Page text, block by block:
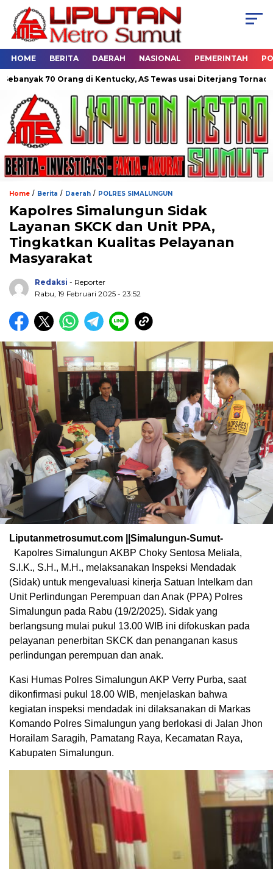
HOME BERITA DAERAH NASIONAL PEMERINTAH
Orang di Kentucky, AS Tewas usai Diterjang Tornado Dahsyat
Home / Berita / Daerah / POLRES SIMALUNGUN
Kapolres Simalungun Sidak
Layanan SKCK dan Unit PPA,
Tingkatkan Kualitas Pelayanan
Masyarakat
Redaksi - Reporter
Rabu, 19 Februari 2025 - 23:52
Liputanmetrosumut.com ||Simalungun-Sumut-
Kapolres Simalungun AKBP Choky Sentosa Meliala,
S.I.K., S.H., M.H., melaksanakan Inspeksi Mendadak
(Sidak) untuk mengevaluasi kinerja Satuan Intelkam dan
Unit Perlindungan Perempuan dan Anak (PPA) Polres
Simalungun pada Rabu (19/2/2025). Sidak yang
berlangsung mulai pukul 13.00 WIB ini difokuskan pada
pelayanan penerbitan SKCK dan penanganan kasus
perlindungan perempuan dan anak.
Kasi Humas Polres Simalungun AKP Verry Purba, saat
dikonfirmasi pukul 18.00 WIB, menjelaskan bahwa
kegiatan inspeksi mendadak ini dilaksanakan di Markas
Komando Polres Simalungun yang berlokasi di Jalan Jhon
Horailam Saragih, Pamatang Raya, Kecamatan Raya,
Kabupaten Simalungun.